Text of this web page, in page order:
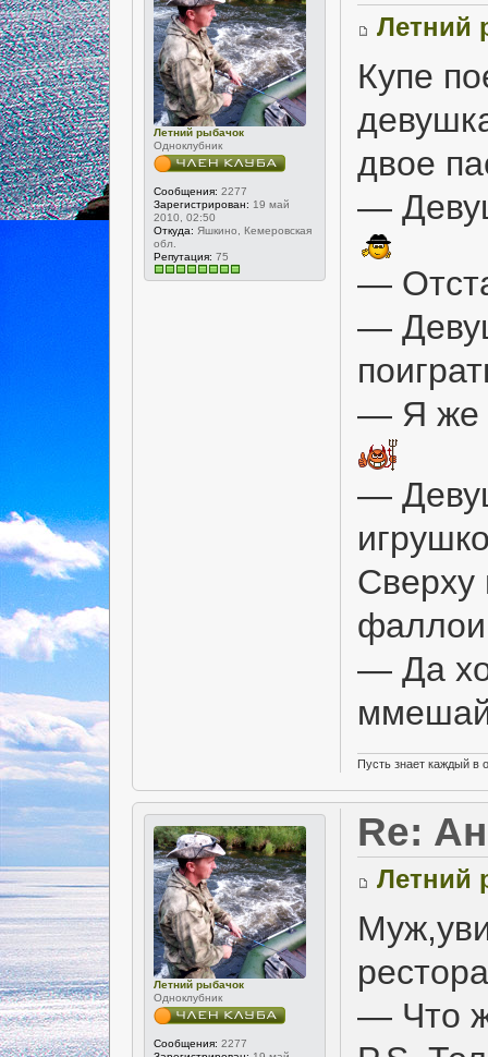
Летний рыбачок
Одноклубник
Сообщения: 2277
Зарегистрирован: 19 май
2010, 02:50
Откуда: Яшкино, Кемеровская
обл.
Репутация: 75
Летний
Купе
двое
—
—
—
— Я же
—
Сверху
— Да
Пусть знает каждый в
Летний рыбачок
Одноклубник
Сообщения: 2277
Re:
Летний
— Что